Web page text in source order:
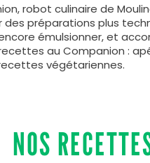
robot culinaire de
des préparations plus
émulsionner, et
au Companion :
végétariennes.
NOS